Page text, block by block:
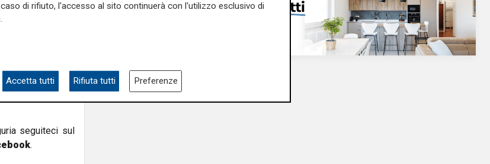
Unatras
giorni si è
economico e
che sul piano
la promozione
vanificato da una
soli”, conclude
seguiteci sul
.
di rifiuto, l'accesso al sito continuerà con l'utilizzo esclusivo di
Accetta tutti Rifiuta tutti Preferenze